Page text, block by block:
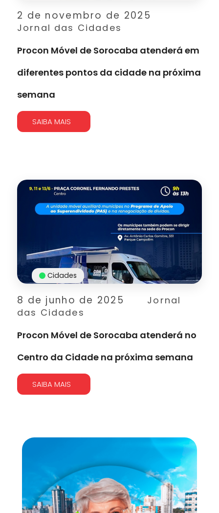
2 de novembro de 2025
Jornal das Cidades
Procon Móvel de Sorocaba atenderá em
diferentes pontos da cidade na próxima
semana
SAIBA MAIS
8 de junho de 2025
Jornal
das Cidades
Cidades
Procon Móvel de Sorocaba atenderá no
Centro da Cidade na próxima semana
SAIBA MAIS